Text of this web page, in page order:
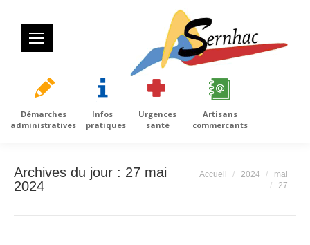
Démarches
administratives
Infos
pratiques
Urgences
santé
Artisans
commercants
Archives du jour : 27 mai
2024
Vous êtes ici :
Accueil 2024
mai
27